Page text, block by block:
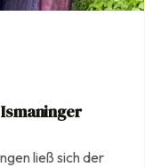
ließ sich der